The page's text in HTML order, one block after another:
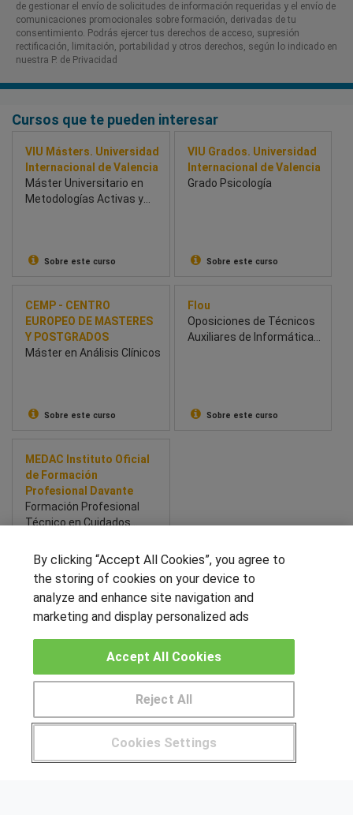
de gestionar el envío de solicitudes de información requeridas y el envío de
comunicaciones promocionales sobre formación, derivadas de tu
consentimiento. Podrás ejercer tus derechos de acceso, supresión
rectificación, limitación, portabilidad y otros derechos, según lo indicado en
nuestra P. de Privacidad​
Cursos que te pueden interesar
VIU Másters. Universidad
Internacional de Valencia
Máster Universitario en
Metodologías Activas y
Sobre este curso
VIU Grados. Universidad
Internacional de Valencia
Grado Psicología
Sobre este curso
CEMP - CENTRO
EUROPEO DE MASTERES
Y POSTGRADOS
Máster en Análisis Clínicos
Sobre este curso
Flou
Oposiciones de Técnicos
Auxiliares de Informática
Sobre este curso
MEDAC Instituto Oficial
de Formación
Profesional Davante
Formación Profesional
Técnico en Cuidados
Sobre este curso
Pide más información al centro
¿Tienes alguna duda? 900 264 357
SÍGUENOS EN LAS REDES
OTROS GRUPOS DE INTERES
Muro de los idiomas
Hablemos de empleo
Locos por las becas
By clicking “Accept All Cookies”, you agree to
the storing of cookies on your device to
analyze and enhance site navigation and
marketing and display personalized ads
Cookies Settings
Reject All
Accept All Cookies